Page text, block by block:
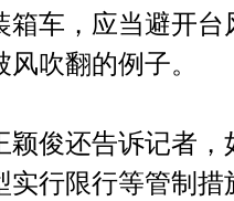
箱车，应当避开
吹翻的例子。
俊还告诉记者，
实行限行等管制